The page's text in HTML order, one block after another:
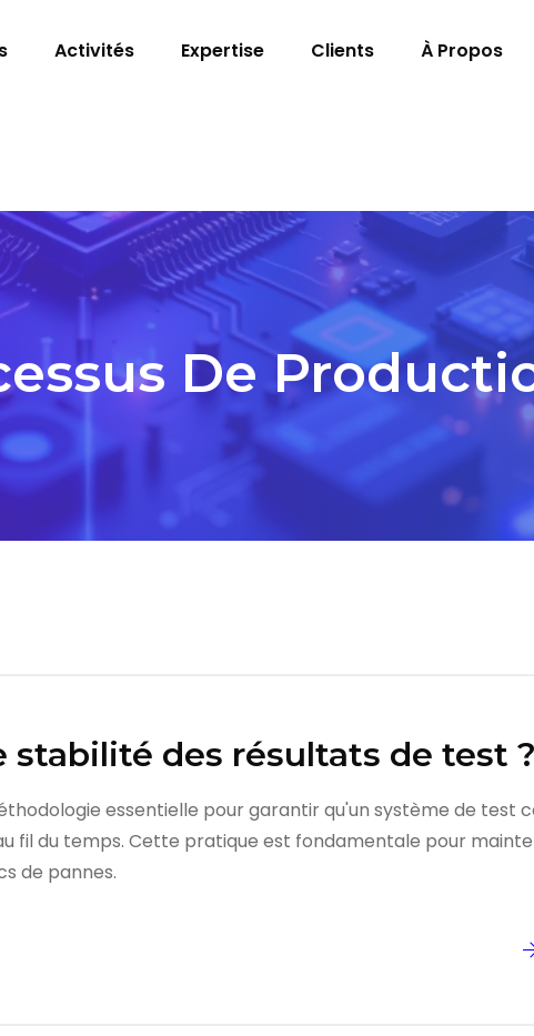
Activités Expertise Clients À Propos
De
stabilité des résultats de test ?
essentielle pour garantir qu'un système de test
fil du temps. Cette pratique est fondamentale pour
de pannes.